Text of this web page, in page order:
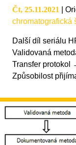
Čt, 25.11.2021
chromatografická
Další díl seriálu
Validovaná
Transfer protokol
Způsobilost